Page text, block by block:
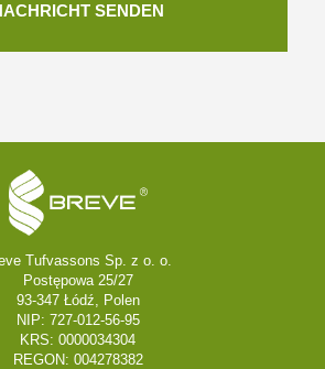
Tufvassons Sp. z o. o.
Postępowa 25/27
93-347 Łódź, Polen
NIP: 727-012-56-95
KRS: 0000034304
REGON: 004278382